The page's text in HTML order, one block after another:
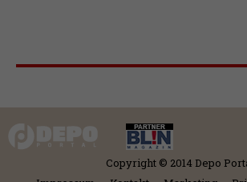
Copyright © 2014 Depo